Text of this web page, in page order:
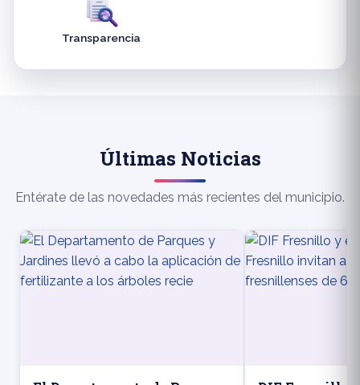
Transparencia
Últimas Noticias
Entérate de las novedades más recientes del municipio.